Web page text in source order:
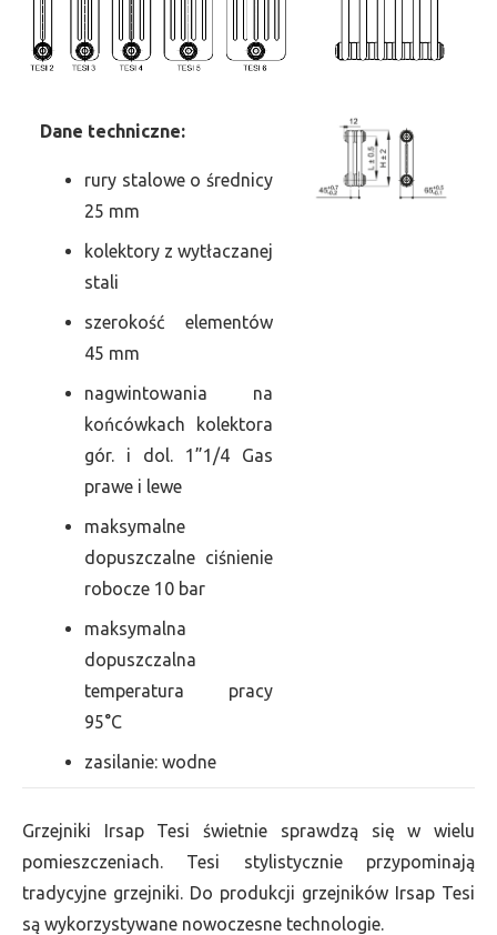
Dane techniczne:
rury stalowe o średnicy
25 mm
kolektory z wytłaczanej
stali
szerokość elementów
45 mm
nagwintowania na
końcówkach kolektora
gór. i dol. 1”1/4 Gas
prawe i lewe
maksymalne
dopuszczalne ciśnienie
robocze 10 bar
maksymalna
dopuszczalna
temperatura pracy
95°C
zasilanie: wodne
Grzejniki Irsap Tesi świetnie sprawdzą się w wielu
pomieszczeniach. Tesi stylistycznie przypominają
tradycyjne grzejniki. Do produkcji grzejników Irsap Tesi
są wykorzystywane nowoczesne technologie.